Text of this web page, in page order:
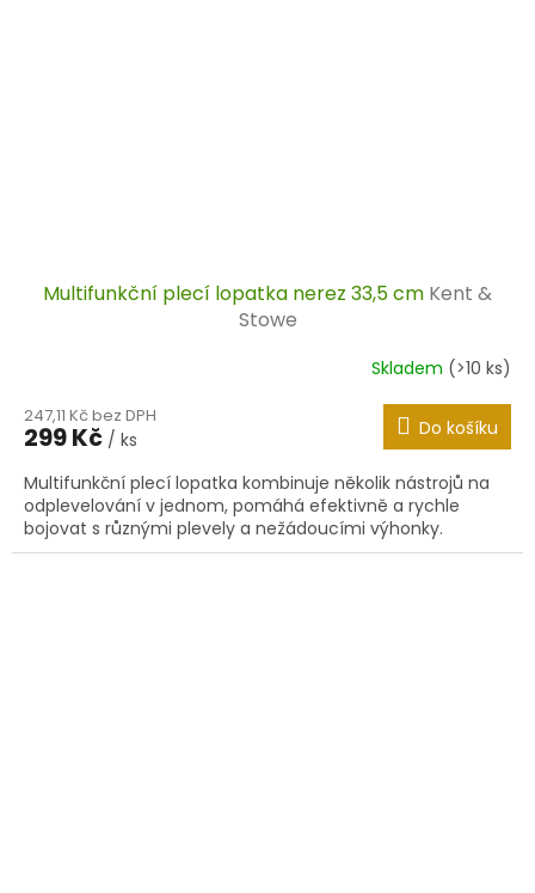
Multifunkční plecí lopatka nerez 33,5 cm Kent &
Stowe
Skladem (>10 ks)
247,11 Kč bez DPH
299 Kč / ks Do košíku
Multifunkční plecí lopatka kombinuje několik nástrojů na
odplevelování v jednom, pomáhá efektivně a rychle
bojovat s různými plevely a nežádoucími výhonky.